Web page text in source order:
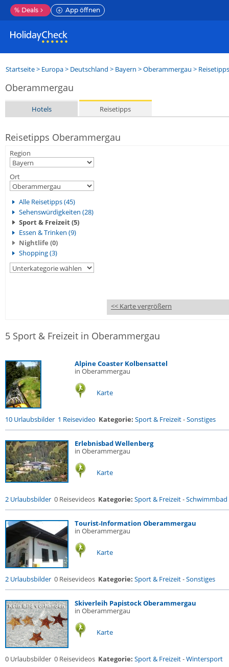
% Deals App öffnen
Startseite> Europa> Deutschland > Bayern >Oberammergau > Reisetipps
Oberammergau
Hotels Reisetipps
Reisetipps Oberammergau
Region
Ort
Alle Reisetipps (45)
Sehenswürdigkeiten (28)
Sport & Freizeit (5)
Essen & Trinken (9)
Nightlife (0)
Shopping (3)
<< Karte vergrößern
5 Sport & Freizeit in Oberammergau
Alpine Coaster Kolbensattel
in Oberammergau
Karte
10 Urlaubsbilder 1 Reisevideo Kategorie: Sport & Freizeit-Sonstiges
Erlebnisbad Wellenberg
in Oberammergau
Karte
2 Urlaubsbilder 0 Reisevideos Kategorie: Sport & Freizeit-Schwimmbad
Tourist-Information Oberammergau
in Oberammergau
Karte
2 Urlaubsbilder 0 Reisevideos Kategorie: Sport & Freizeit-Sonstiges
Skiverleih Papistock Oberammergau
in Oberammergau
Karte
0 Urlaubsbilder 0 Reisevideos Kategorie: Sport & Freizeit-Wintersport